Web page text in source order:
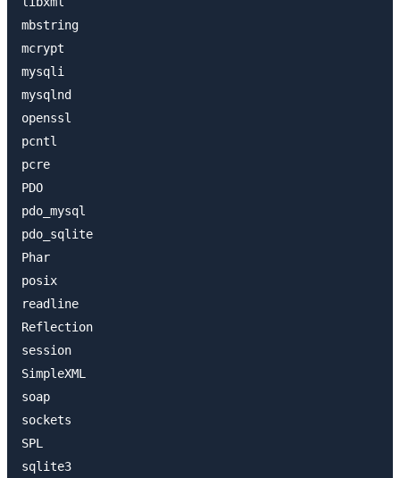
mbstring
mcrypt
mysqli
mysqlnd
openssl
pcntl
pcre
PDO
pdo_mysql
pdo_sqlite
Phar
posix
readline
Reflection
session
SimpleXML
soap
sockets
SPL
sqlite3